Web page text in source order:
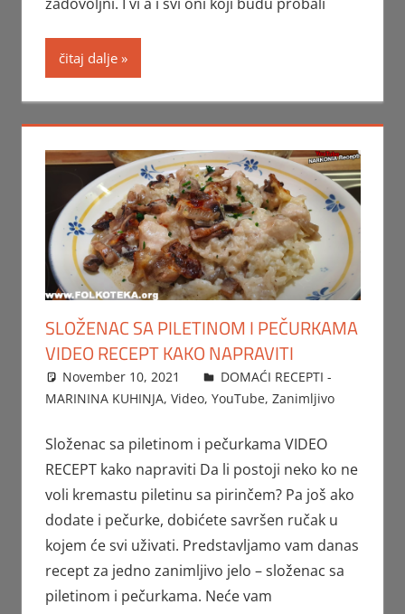
čitaj dalje
SLOŽENAC SA PILETINOM I PEČURKAMA
VIDEO RECEPT KAKO NAPRAVITI
November 10, 2021 FTorgAdmin
DOMAĆI RECEPTI -
MARININA KUHINJA, Video, YouTube, Zanimljivo
Složenac sa piletinom i pečurkama VIDEO
RECEPT kako napraviti Da li postoji neko ko ne
voli kremastu piletinu sa pirinčem? Pa još ako
dodate i pečurke, dobićete savršen ručak u
kojem će svi uživati. Predstavljamo vam danas
recept za jedno zanimljivo jelo – složenac sa
piletinom i pečurkama. Neće vam